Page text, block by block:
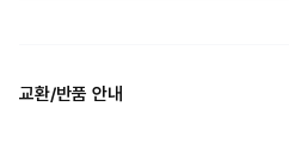
교환/반품 안내